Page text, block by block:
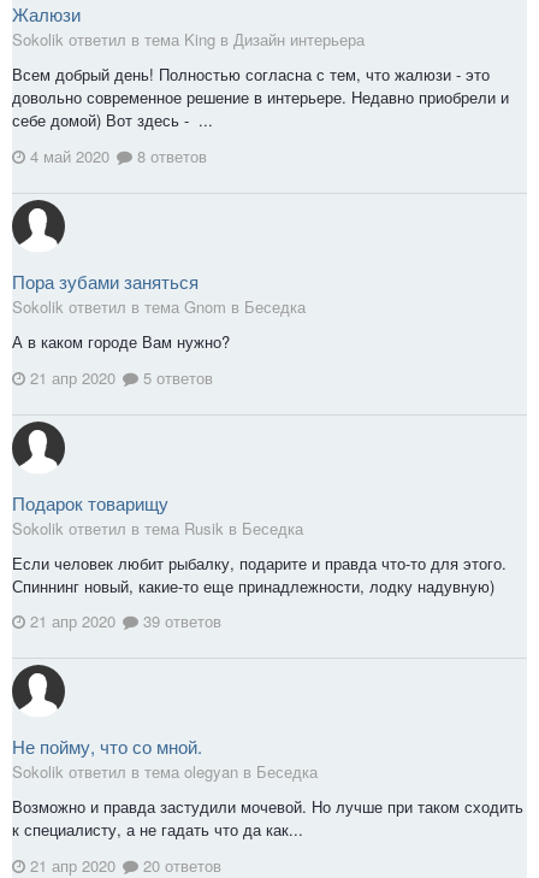
Жалюзи
Sokolik ответил в тема King в Дизайн интерьера
Всем добрый день! Полностью согласна с тем, что жалюзи - это
довольно современное решение в интерьере. Недавно приобрели и
себе домой) Вот здесь - ...
4 май 2020
8 ответов
Пора зубами заняться
Sokolik ответил в тема Gnom в Беседка
А в каком городе Вам нужно?
21 апр 2020
5 ответов
Подарок товарищу
Sokolik ответил в тема Rusik в Беседка
Если человек любит рыбалку, подарите и правда что-то для этого.
Спиннинг новый, какие-то еще принадлежности, лодку надувную)
21 апр 2020
39 ответов
Не пойму, что со мной.
Sokolik ответил в тема olegyan в Беседка
Возможно и правда застудили мочевой. Но лучше при таком сходить
к специалисту, а не гадать что да как...
21 апр 2020
20 ответов